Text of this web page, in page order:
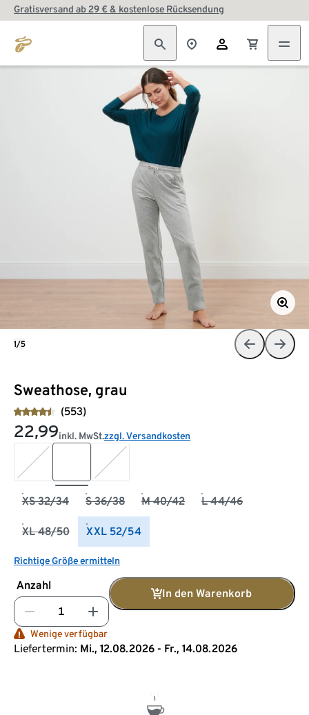
Gratisversand ab 29 € & kostenlose Rücksendung
Sweathose, grau
(553)
22,99inkl. MwSt.zzgl. Versandkosten
XS 32/34 S 36/38 M 40/42 L 44/46
XL 48/50 XXL 52/54
Richtige Größe ermitteln
Anzahl
In den Warenkorb
Wenige verfügbar
Liefertermin: Mi., 12.08.2026 - Fr., 14.08.2026
1/5